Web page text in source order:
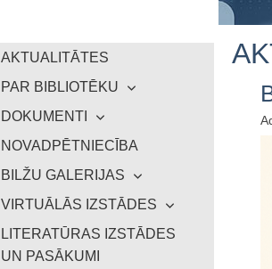
AKTUALITĀTES
PAR BIBLIOTĒKU
DOKUMENTI
NOVADPĒTNIECĪBA
BILŽU GALERIJAS
VIRTUĀLĀS IZSTĀDES
LITERATŪRAS IZSTĀDES
UN PASĀKUMI